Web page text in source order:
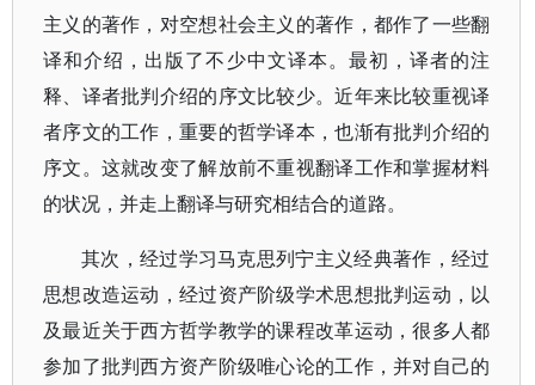
主义的著作，对空想社会主义的著作，都作了一些翻
译和介绍，出版了不少中文译本。最初，译者的注
释、译者批判介绍的序文比较少。近年来比较重视译
者序文的工作，重要的哲学译本，也渐有批判介绍的
序文。这就改变了解放前不重视翻译工作和掌握材料
的状况，并走上翻译与研究相结合的道路。
其次，经过学习马克思列宁主义经典著作，经过
思想改造运动，经过资产阶级学术思想批判运动，以
及最近关于西方哲学教学的课程改革运动，很多人都
参加了批判西方资产阶级唯心论的工作，并对自己的